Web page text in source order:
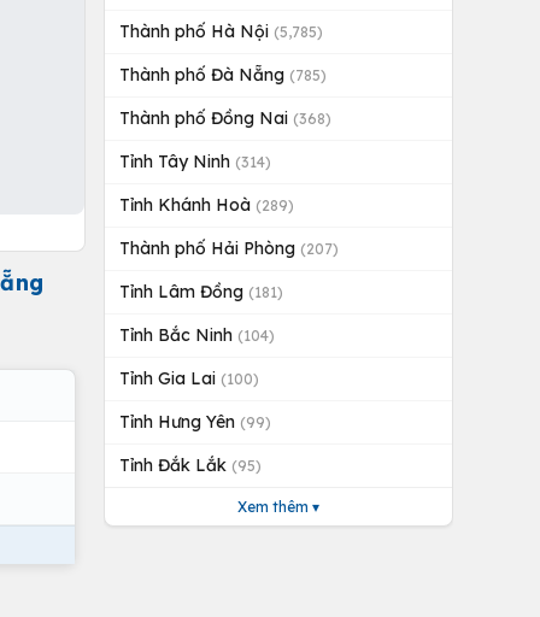
Thành phố Hà Nội (5,785)
Thành phố Đà Nẵng (785)
Thành phố Đồng Nai (368)
Tỉnh Tây Ninh (314)
Tỉnh Khánh Hoà (289)
Thành phố Hải Phòng (207)
Tỉnh Lâm Đồng (181)
Tỉnh Bắc Ninh (104)
Tỉnh Gia Lai (100)
Tỉnh Hưng Yên (99)
Tỉnh Đắk Lắk (95)
Xem thêm ▾